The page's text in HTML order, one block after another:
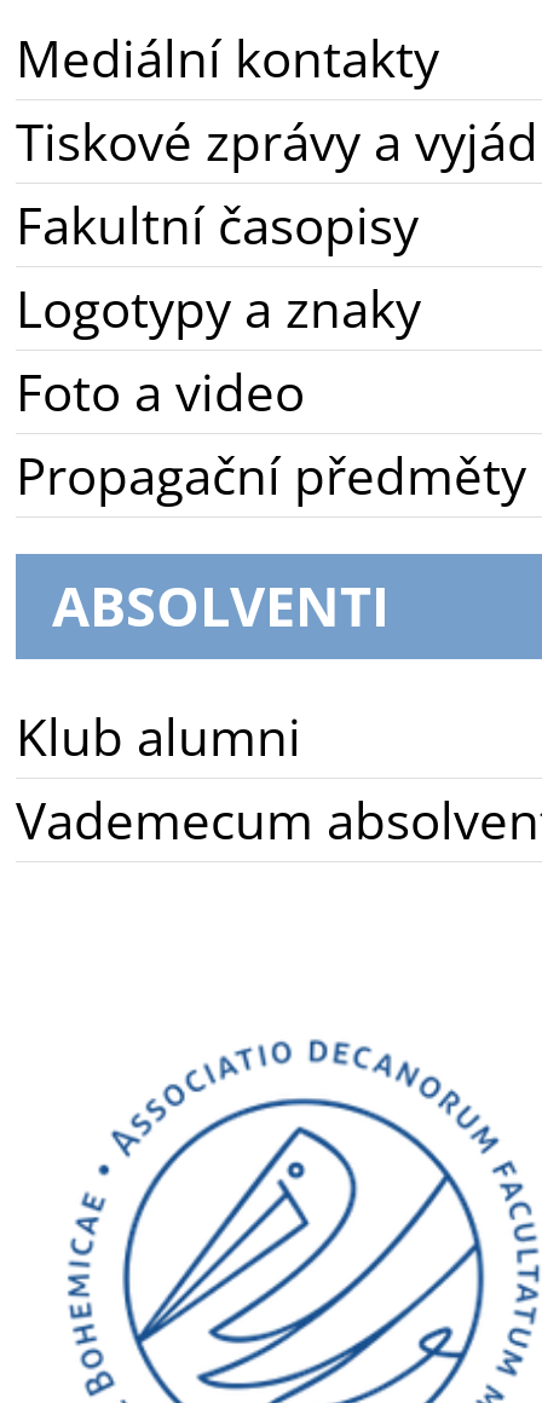
Mediální kontakty
Tiskové zprávy a
Fakultní časopisy
Logotypy a znaky
Foto a video
Propagační předměty
ABSOLVENTI
Klub alumni
Vademecum